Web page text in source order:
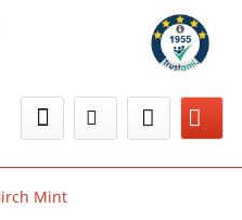
Mint